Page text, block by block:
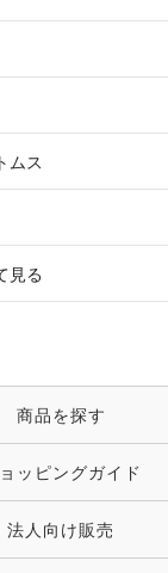
・スウェット
ンピース
雑貨
ストール・スヌード
ス・革小物
ム・ストラップ
雑貨
ージュ
ムス
見る
商品を探す
ッピングガイド
法人向け販売